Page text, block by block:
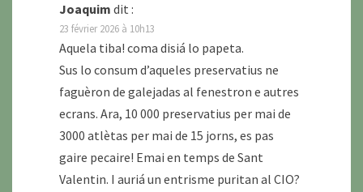
Joaquim dit :
23 février 2026 à 10h13
Aquela tiba! coma disiá lo papeta.
Sus lo consum d’aqueles preservatius ne
faguèron de galejadas al fenestron e autres
ecrans. Ara, 10 000 preservatius per mai de
3000 atlètas per mai de 15 jorns, es pas
gaire pecaire! Emai en temps de Sant
Valentin. I auriá un entrisme puritan al CIO?